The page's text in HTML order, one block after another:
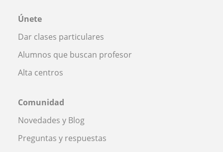
Únete
Dar clases particulares
Alumnos que buscan profesor
Alta centros
Comunidad
Novedades y Blog
Preguntas y respuestas